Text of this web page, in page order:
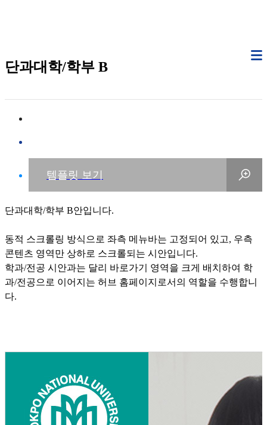
단과대학/학부 B
단과대학/학부 B안입니다.
동적 스크롤링 방식으로 좌측 메뉴바는 고정되어 있고, 우측
콘텐츠 영역만 상하로 스크롤되는 시안입니다.
학과/전공 시안과는 달리 바로가기 영역을 크게 배치하여 학
과/전공으로 이어지는 허브 홈페이지로서의 역할을 수행합니
다.